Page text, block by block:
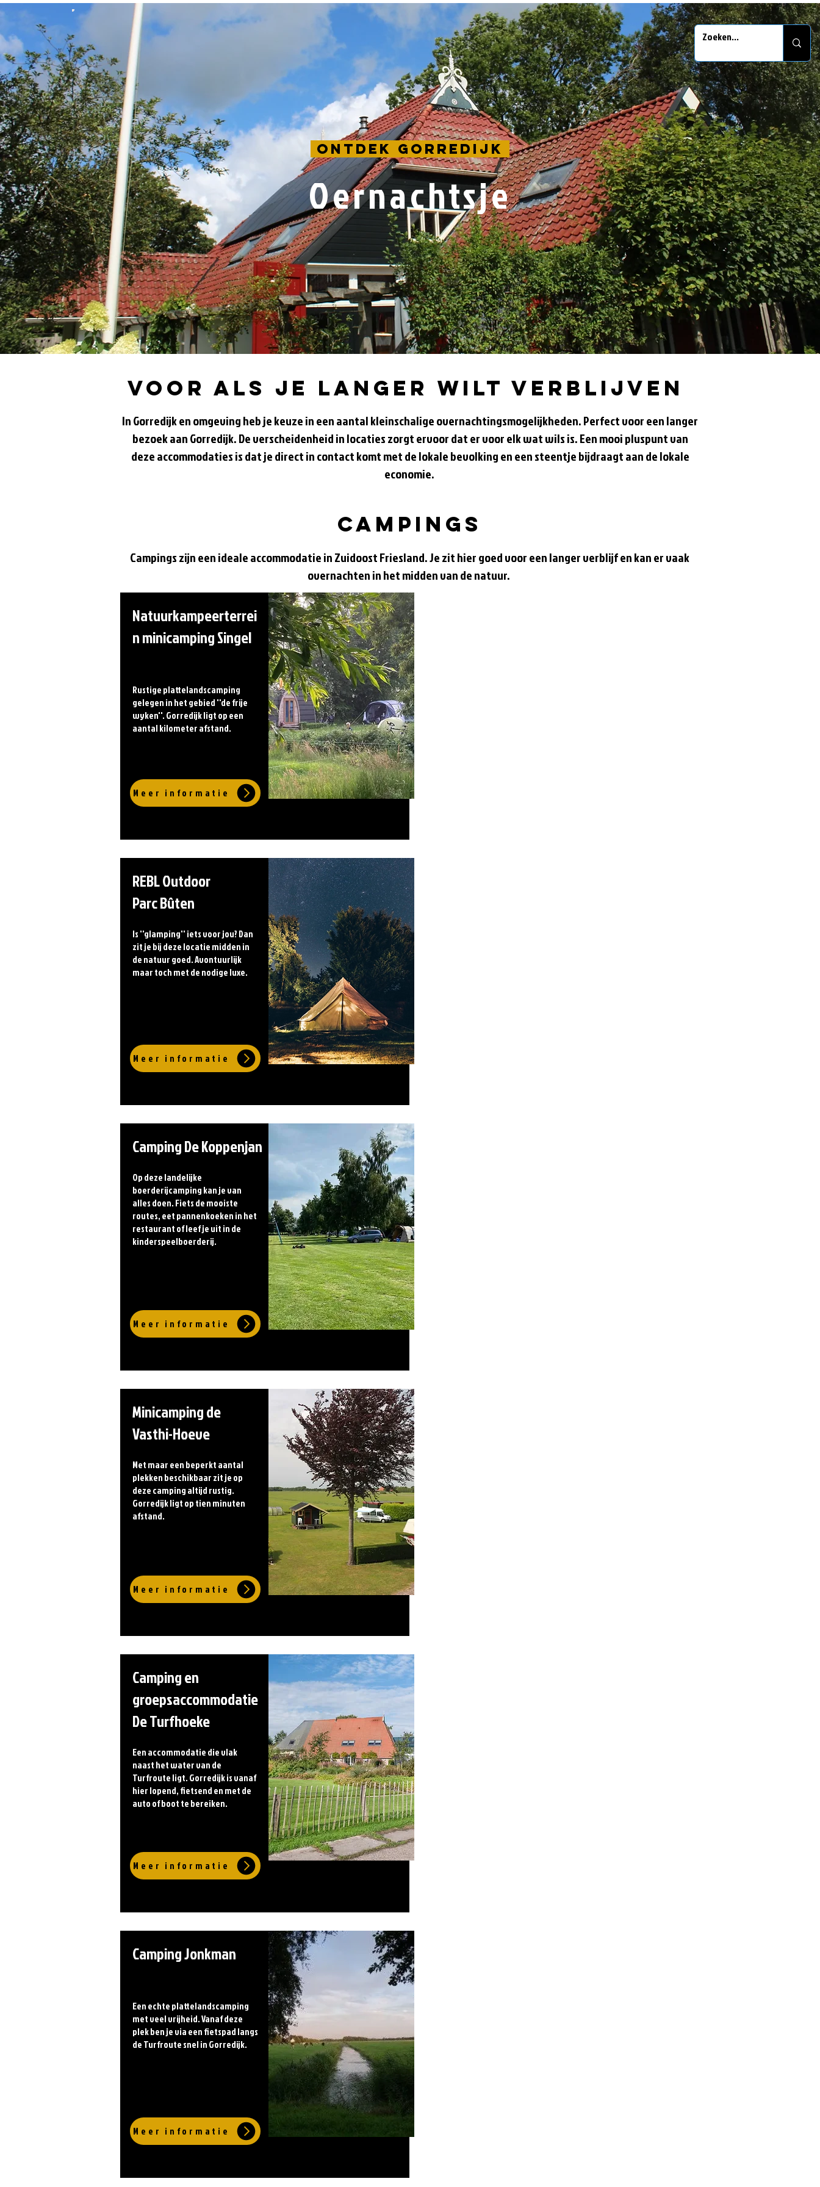
Ontdek Gorredijk
Oernachtsje
Voor als je langer wilt verblijven
In Gorredijk en omgeving heb je keuze in een aantal kleinschalige overnachtingsmogelijkheden. Perfect voor een langer
bezoek aan Gorredijk. De verscheidenheid in locaties zorgt ervoor dat er voor elk wat wils is. Een mooi pluspunt van
deze accommodaties is dat je direct in contact komt met de lokale bevolking en een steentje bijdraagt aan de lokale
economie.
Campings
Campings zijn een ideale accommodatie in Zuidoost Friesland. Je zit hier goed voor een langer verblijf en kan er vaak
overnachten in het midden van de natuur.
Natuurkampeerterrei
n minicamping Singel
Rustige plattelandscamping
gelegen in het gebied ''de frije
wyken''. Gorredijk ligt op een
aantal kilometer afstand.
Meer informatie
REBL Outdoor
Parc Bûten
Is ''glamping'' iets voor jou? Dan
zit je bij deze locatie midden in
de natuur goed. Avontuurlijk
maar toch met de nodige luxe.
Meer informatie
Camping De Koppenjan
Op deze landelijke
boerderijcamping kan je van
alles doen. Fiets de mooiste
routes, eet pannenkoeken in het
restaurant of leef je uit in de
kinderspeelboerderij.
Meer informatie
Minicamping de
Vasthi-Hoeve
Met maar een beperkt aantal
plekken beschikbaar zit je op
deze camping altijd rustig.
Gorredijk ligt op tien minuten
afstand.
Meer informatie
Camping en
groepsaccommodatie
De Turfhoeke
Een accommodatie die vlak
naast het water van de
Turfroute ligt. Gorredijk is vanaf
hier lopend, fietsend en met de
auto of boot te bereiken.
Meer informatie
Camping Jonkman
Een echte plattelandscamping
met veel vrijheid. Vanaf deze
plek ben je via een fietspad langs
de Turfroute snel in Gorredijk.
Meer informatie